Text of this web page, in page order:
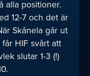
alla positioner.
12-7 och det är
Skånela går ut
HIF svårt att
slutar 1-3 (!)